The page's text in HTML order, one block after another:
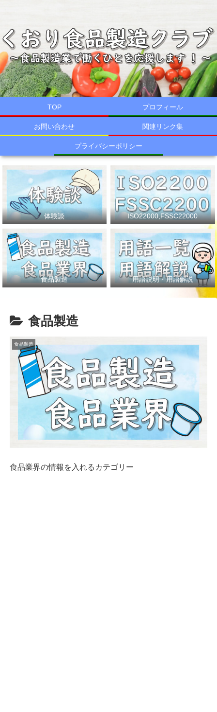
TOP プロフィール
お問い合わせ 関連リンク集
プライバシーポリシー
体験談 ISO22000,FSSC22000
食品製造 用語説明・用語解説
食品製造
食品製造
食品業界の情報を入れるカテゴリー